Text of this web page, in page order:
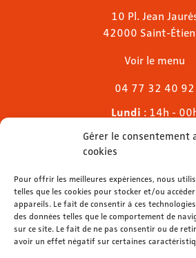
Gérer le consentement
cookies
Pour offrir les meilleures expériences, nous
telles que les cookies pour stocker et/ou
appareils. Le fait de consentir à ces
des données telles que le comportement de
sur ce site. Le fait de ne pas consentir ou de
avoir un effet négatif sur certaines
10 Pl. Jean
42000 Saint-
Voir le menu
04 77 32 40 92
Lundi : 14h -
Mardi & mercredi
Jeudi
Dimanche: 11h -